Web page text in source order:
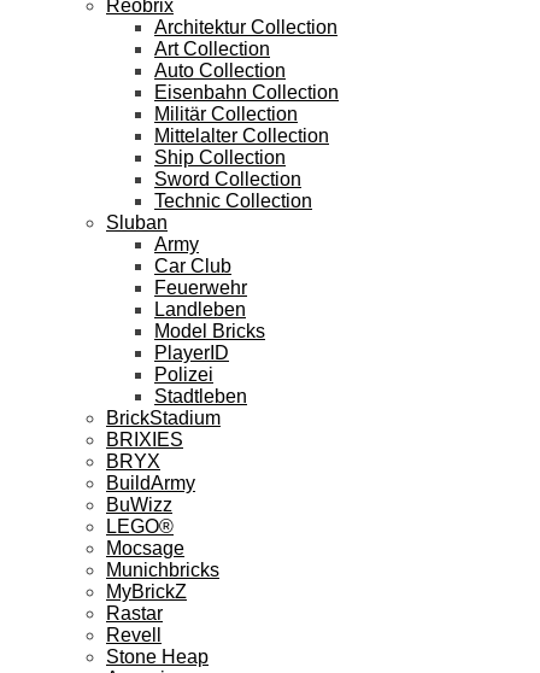
Reobrix
Architektur Collection
Art Collection
Auto Collection
Eisenbahn Collection
Militär Collection
Mittelalter Collection
Ship Collection
Sword Collection
Technic Collection
Sluban
Army
Car Club
Feuerwehr
Landleben
Model Bricks
PlayerID
Polizei
Stadtleben
BrickStadium
BRIXIES
BRYX
BuildArmy
BuWizz
LEGO®
Mocsage
Munichbricks
MyBrickZ
Rastar
Revell
Stone Heap